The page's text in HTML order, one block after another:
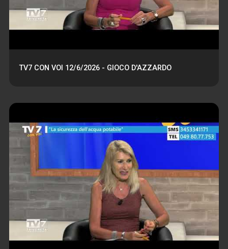
TV7 CON VOI 12/6/2026 - GIOCO D'AZZARDO